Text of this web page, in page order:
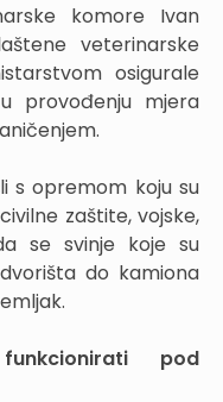
komore Ivan
veterinarske
osigurale
provođenju mjera
s opremom koju su
zaštite, vojske,
se svinje koje su
do kamiona
pod